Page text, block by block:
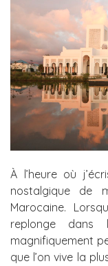
À l’heure où
nostalgique de
Marocaine.
replonge
magnifiquement
que l’on vive la